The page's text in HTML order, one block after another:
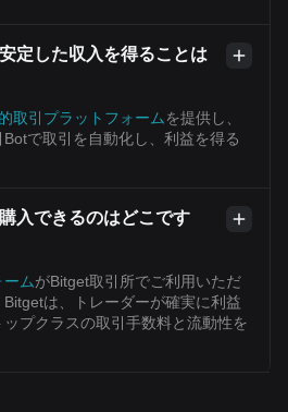
定した収入を得ることは
取引プラットフォーム を提供し、
で取引を自動化し、利益を得る
入できるのはどこです
ムがBitget取引所でご利用いただ
は、トレーダーが確実に利益
プクラスの取引手数料と流動性を